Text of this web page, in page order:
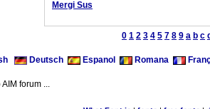
Mergi Sus
0 1 2 3 4 5 7 8 9 a b c
Deutsch Espanol Romana
forum ...